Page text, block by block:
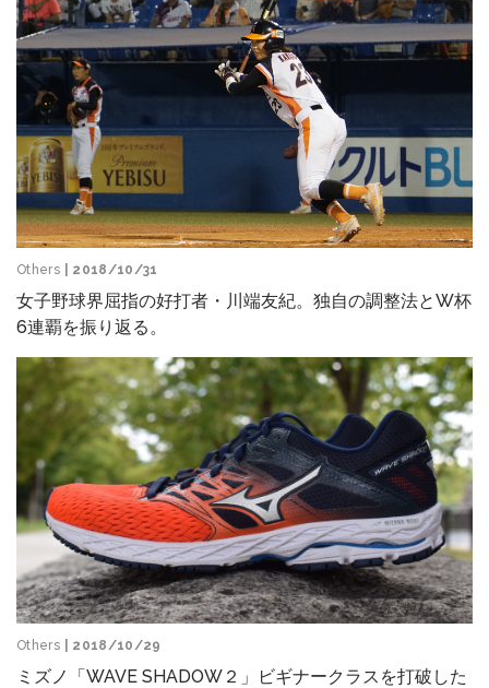
Others | 2018/10/31
女子野球界屈指の好打者・川端友紀。独自の調整法とW杯
6連覇を振り返る。
Others | 2018/10/29
ミズノ「WAVE SHADOW２」ビギナークラスを打破した